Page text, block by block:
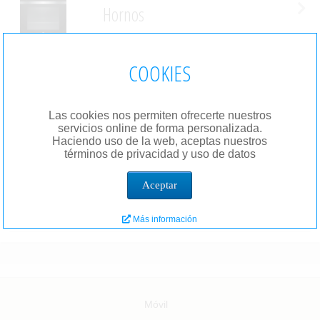
Frigorificos
Cocinas Gas
Campanas
COOKIES
Las cookies nos permiten ofrecerte nuestros
servicios online de forma personalizada.
Haciendo uso de la web, aceptas nuestros
términos de privacidad y uso de datos
Aceptar
Más información